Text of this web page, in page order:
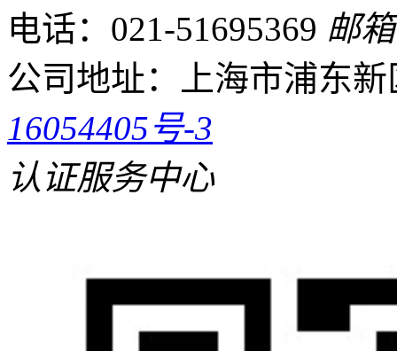
电话：021-51695369 邮
公司地址：
上海市浦东
16054405号-3
认证服务中心